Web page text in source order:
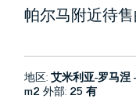
帕尔马附近待
地区:艾米利亚-罗马涅
m2外部: 25 有